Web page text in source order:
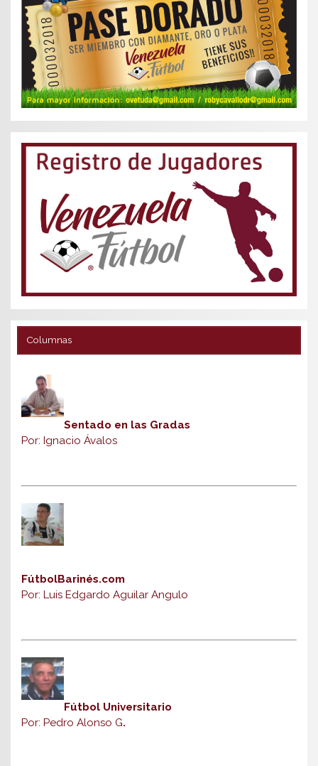
Columnas
Sentado en las Gradas
Por: Ignacio Ávalos
FútbolBarinés.com
Por: Luis Edgardo Aguilar Angulo
Fútbol Universitario
Por: Pedro Alonso G.